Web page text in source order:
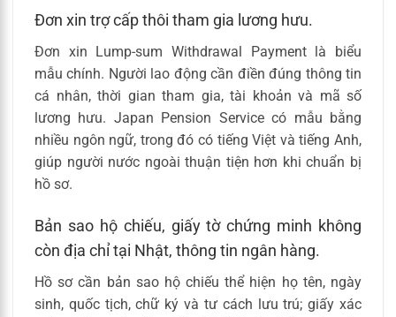
Đơn xin trợ cấp thôi tham gia lương hưu.
Đơn xin Lump-sum Withdrawal Payment là biểu
mẫu chính. Người lao động cần điền đúng thông tin
cá nhân, thời gian tham gia, tài khoản và mã số
lương hưu. Japan Pension Service có mẫu bằng
nhiều ngôn ngữ, trong đó có tiếng Việt và tiếng Anh,
giúp người nước ngoài thuận tiện hơn khi chuẩn bị
hồ sơ.
Bản sao hộ chiếu, giấy tờ chứng minh không
còn địa chỉ tại Nhật, thông tin ngân hàng.
Hồ sơ cần bản sao hộ chiếu thể hiện họ tên, ngày
sinh, quốc tịch, chữ ký và tư cách lưu trú; giấy xác